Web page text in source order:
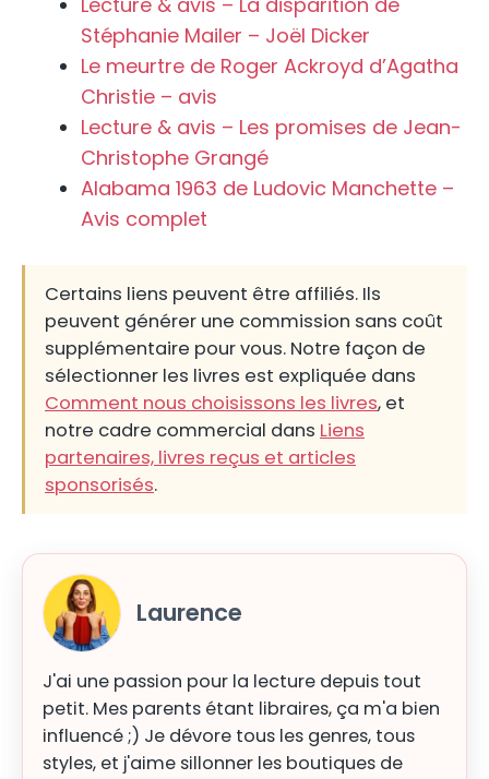
Stéphanie Mailer – Joël Dicker
Le meurtre de Roger Ackroyd d’Agatha
Christie – avis
Lecture & avis – Les promises de Jean-
Christophe Grangé
Alabama 1963 de Ludovic Manchette –
Avis complet
Certains liens peuvent être affiliés. Ils
peuvent générer une commission sans coût
supplémentaire pour vous. Notre façon de
sélectionner les livres est expliquée dans
Comment nous choisissons les livres, et
notre cadre commercial dans Liens
partenaires, livres reçus et articles
sponsorisés.
Laurence
J'ai une passion pour la lecture depuis tout
petit. Mes parents étant libraires, ça m'a bien
influencé ;) Je dévore tous les genres, tous
styles, et j'aime sillonner les boutiques de